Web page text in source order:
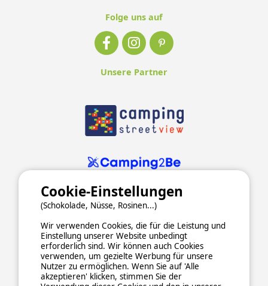
Folge uns auf
Unsere Partner
ALLGEMEINE NUTZUNGSBEDINGUNGEN
DATENSCHUTZERKLÄRUNGCOOKIESIMPRESSUM
Cookie-Einstellungen
(Schokolade, Nüsse, Rosinen...)
Wir verwenden Cookies, die für die Leistung und
Einstellung unserer Website unbedingt
erforderlich sind. Wir können auch Cookies
verwenden, um gezielte Werbung für unsere
Nutzer zu ermöglichen. Wenn Sie auf 'Alle
akzeptieren' klicken, stimmen Sie der